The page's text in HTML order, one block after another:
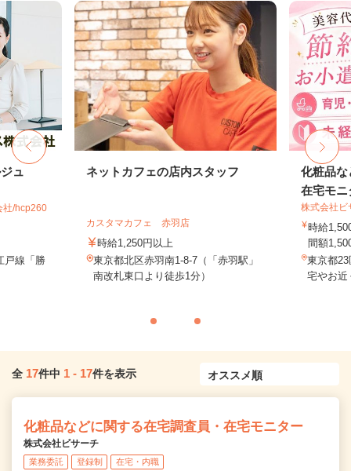
ュ
社/hcp260
戸線「勝
ネットカフェの店内スタッフ
カスタマカフェ 赤羽店
時給1,250円以上
東京都北区赤羽南1-8-7（「赤羽駅」
南改札東口より徒歩1分）
化粧品な
在宅モニ
株式会社ビ
時給
間額
東京都
宅やお近
全 17件中 1 - 17件を表示
化粧品などに関する在宅調査員・在宅モニター
株式会社ビサーチ
業務委託 登録制 在宅・内職